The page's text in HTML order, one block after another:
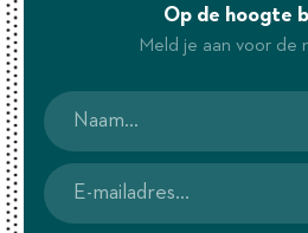
Op de hoogte
Meld je aan voor de